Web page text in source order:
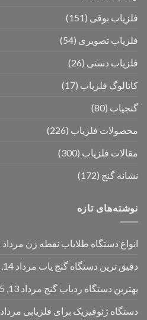
فلزیاب بوقی (151)
فلزیاب تصویری (54)
فلزیاب دستی (26)
کاتالوگ فلزیاب (17)
گنجیاب (80)
محصولات فلزیاب (226)
مقالات فلزیاب (300)
نشانه گنج (172)
نوشته‌های تازه
انواع دستگاه طلایاب نقطه زن مرداد 15, 1405
دقیق ترین دستگاه گنج یاب مرداد 14, 1405
بهترین دستگاه ردیاب گنج مرداد 13, 1405
دستگاه ژئوفیزیک برای فلزیابی مرداد 12, 1405